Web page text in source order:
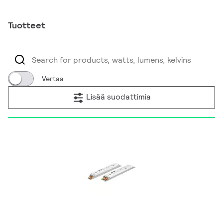
Tuotteet
Vertaa
Lisää suodattimia